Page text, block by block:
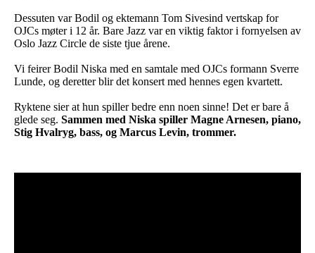
Dessuten var Bodil og ektemann Tom Sivesind vertskap for
OJCs møter i 12 år. Bare Jazz var en viktig faktor i fornyelsen av
Oslo Jazz Circle de siste tjue årene.
Vi feirer Bodil Niska med en samtale med OJCs formann Sverre
Lunde, og deretter blir det konsert med hennes egen kvartett.
Ryktene sier at hun spiller bedre enn noen sinne! Det er bare å
glede seg. Sammen med Niska spiller Magne Arnesen, piano,
Stig Hvalryg, bass, og Marcus Levin, trommer.